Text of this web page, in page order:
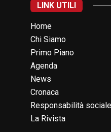
LINK UTILI
Home
Chi Siamo
Primo Piano
Agenda
News
Cronaca
Responsabilità sociale
La Rivista